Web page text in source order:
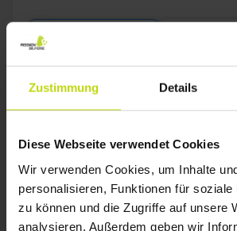
Zustimmung Details
Diese Webseite verwendet Cookies
Wir verwenden Cookies, um Inhalte
personalisieren, Funktionen für soziale
zu können und die Zugriffe auf unsere
analysieren. Außerdem geben wir
∞ Gratis Internet
Okt
Mehr anzeigen
1
FAQ